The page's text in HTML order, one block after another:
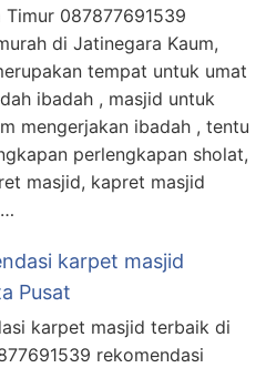
087877691539
di Jatinegara Kaum,
tempat untuk umat
ibadah , masjid untuk
mengerjakan ibadah , tentu
perlengkapan sholat,
masjid, kapret masjid
karpet masjid
Pusat
karpet masjid terbaik di
rekomendasi